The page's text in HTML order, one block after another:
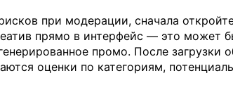
при модерации, сначала
прямо в интерфейс — это может
промо. После загрузки
оценки по категориям,